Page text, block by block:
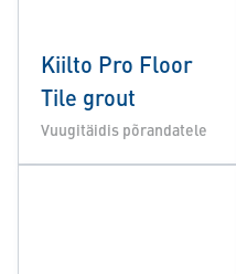
Kiilto Pro Floor
Tile grout
Vuugitäidis põrandatele